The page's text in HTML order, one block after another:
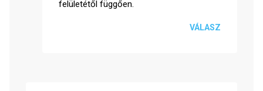
felületétől függően.
VÁLASZ